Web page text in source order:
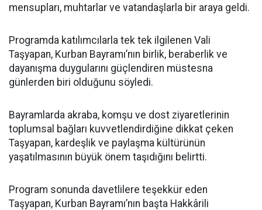
mensupları, muhtarlar ve vatandaşlarla bir araya geldi.
Programda katılımcılarla tek tek ilgilenen Vali
Taşyapan, Kurban Bayramı’nın birlik, beraberlik ve
dayanışma duygularını güçlendiren müstesna
günlerden biri olduğunu söyledi.
Bayramlarda akraba, komşu ve dost ziyaretlerinin
toplumsal bağları kuvvetlendirdiğine dikkat çeken
Taşyapan, kardeşlik ve paylaşma kültürünün
yaşatılmasının büyük önem taşıdığını belirtti.
Program sonunda davetlilere teşekkür eden
Taşyapan, Kurban Bayramı’nın başta Hakkârili